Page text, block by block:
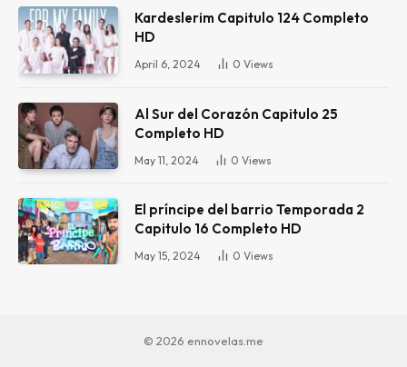
Kardeslerim Capitulo 124 Completo
HD
April 6, 2024 0 Views
Al Sur del Corazón Capitulo 25
Completo HD
May 11, 2024 0 Views
El príncipe del barrio Temporada 2
Capitulo 16 Completo HD
May 15, 2024 0 Views
© 2026 ennovelas.me